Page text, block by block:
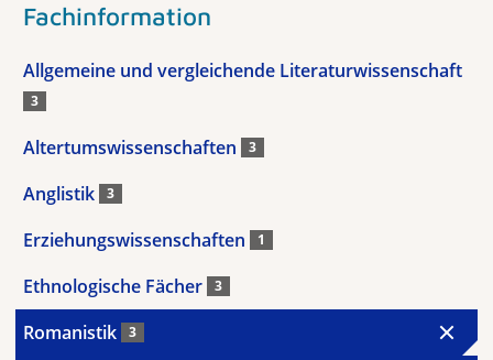
Fachinformation
Allgemeine und vergleichende Literaturwissenschaft
3
Altertumswissenschaften 3
Anglistik 3
Erziehungswissenschaften 1
Ethnologische Fächer 3
Romanistik 3